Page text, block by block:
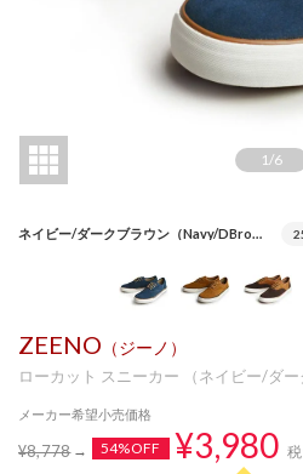
1 /6
ネイビー/ダークブラウン（Navy/DBrown）
ZEENO （ジーノ）
ローカット スニーカー （ネイビー/ダー
メーカー希望小売価格
¥8,778 54%OFF ¥3,980